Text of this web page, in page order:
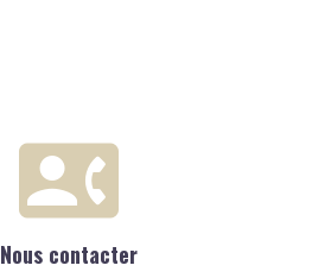
Nous contacter